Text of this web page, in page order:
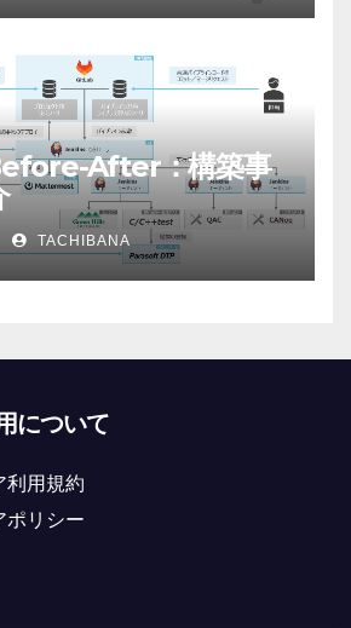
After：構築事
TACHIBANA
について
利用規約
ポリシー